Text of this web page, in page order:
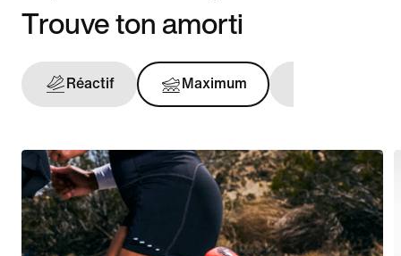
Trouve ton amorti
Réactif Maximum